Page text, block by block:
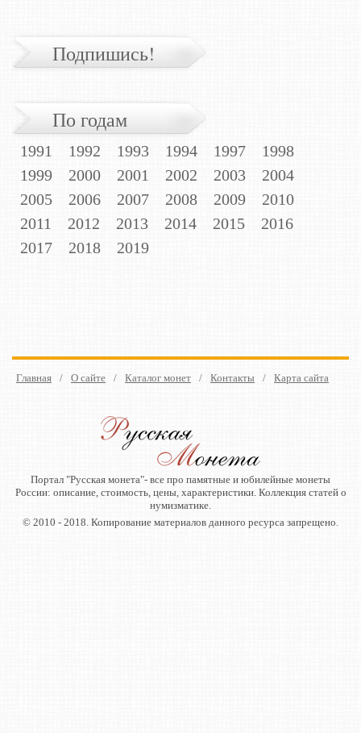
Подпишись!
По годам
1991 1992 1993 1994 1997
1998
1999
2000 2001 2002 2003
2004
2005
2006 2007 2008 2009
2010
2011
2012 2013 2014 2015
2016
2017
2018 2019
Главная / О сайте / Каталог монет / Контакты / Карта сайта
Портал "Русская монета"- все про памятные и юбилейные монеты
России: описание, стоимость, цены, характеристики. Коллекция статей о
нумизматике.
© 2010 - 2018. Копирование материалов данного ресурса запрещено.